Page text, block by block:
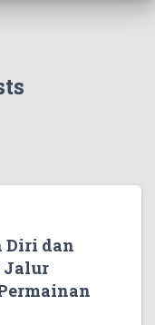
Diri dan
Jalur